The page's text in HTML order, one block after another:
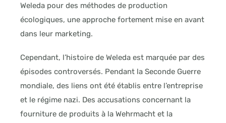
Weleda pour des méthodes de production
écologiques, une approche fortement mise en avant
dans leur marketing.
Cependant, l’histoire de Weleda est marquée par des
épisodes controversés. Pendant la Seconde Guerre
mondiale, des liens ont été établis entre l’entreprise
et le régime nazi. Des accusations concernant la
fourniture de produits à la Wehrmacht et la